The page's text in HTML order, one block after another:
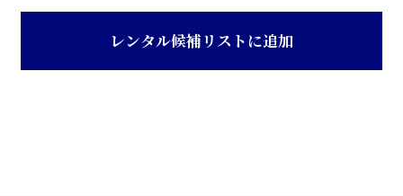
ス
レンタル候補リストに追加